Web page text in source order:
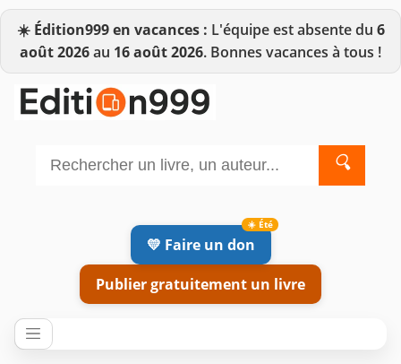
☀️ Édition999 en vacances : L'équipe est absente du 6
août 2026au 16 août 2026. Bonnes vacances à tous !
🔍
💛 Faire un don
Publier gratuitement un livre